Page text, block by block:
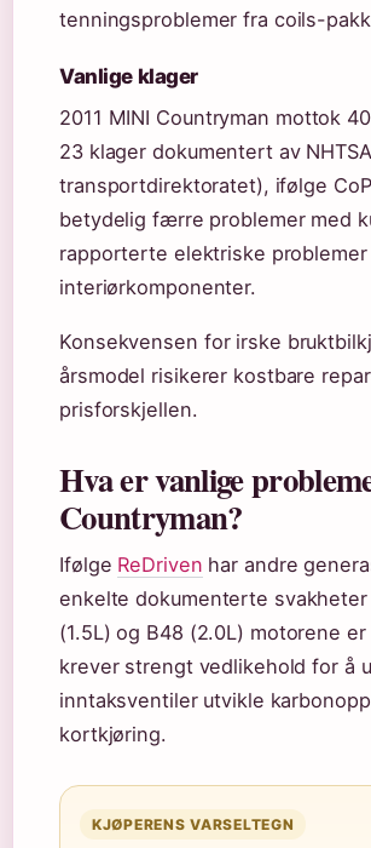
tenningsproblemer fra coils-
Vanlige klager
2011 MINI Countryman mottok
23 klager dokumentert av
transportdirektoratet), ifølge
betydelig færre problemer med
rapporterte elektriske
interiørkomponenter.
Konsekvensen for irske
årsmodel risikerer kostbare
prisforskjellen.
Hva er vanlige
Countryman?
Ifølge ReDriven har andre
enkelte dokumenterte
(1.5L) og B48 (2.0L) motorene
krever strengt vedlikehold for å
inntaksventiler utvikle
kortkjøring.
KJØPERENS VARSELTEGN